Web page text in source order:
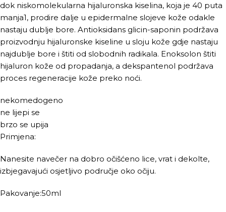
dok niskomolekularna hijaluronska kiselina, koja je 40 puta
manja1, prodire dalje u epidermalne slojeve kože odakle
nastaju dublje bore. Antioksidans glicin-saponin podržava
proizvodnju hijaluronske kiseline u sloju kože gdje nastaju
najdublje bore i štiti od slobodnih radikala. Enoksolon štiti
hijaluron kože od propadanja, a dekspantenol podržava
proces regeneracije kože preko noći.
nekomedogeno
ne lijepi se
brzo se upija
Primjena:
Nanesite navečer na dobro očišćeno lice, vrat i dekolte,
izbjegavajući osjetljivo područje oko očiju.
Pakovanje:50ml